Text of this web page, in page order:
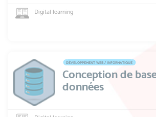
Digital learning
DÉVELOPPEMENT WEB / INFORMATIQUE
Conception de
données